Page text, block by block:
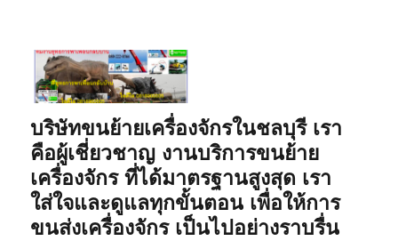
บริษัทขนย้ายเครื่องจักรในชลบุรี เรา
คือผู้เชี่ยวชาญ งานบริการขนย้าย
เครื่องจักร ที่ได้มาตรฐานสูงสุด เรา
ใส่ใจและดูแลทุกขั้นตอน เพื่อให้การ
ขนส่งเครื่องจักร เป็นไปอย่างราบรื่น